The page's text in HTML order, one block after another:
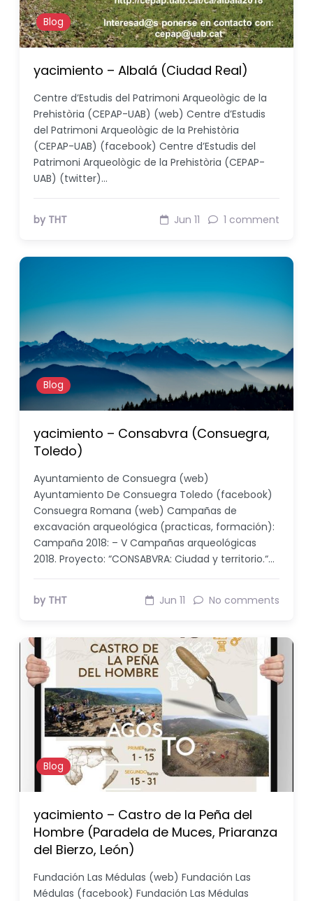
Blog
yacimiento – Albalá (Ciudad Real)
Centre d’Estudis del Patrimoni Arqueològic de la
Prehistòria (CEPAP-UAB) (web) Centre d’Estudis
del Patrimoni Arqueològic de la Prehistòria
(CEPAP-UAB) (facebook) Centre d’Estudis del
Patrimoni Arqueològic de la Prehistòria (CEPAP-
UAB) (twitter)…
by THT Jun 11 1 comment
Blog
yacimiento – Consabvra (Consuegra,
Toledo)
Ayuntamiento de Consuegra (web)
Ayuntamiento De Consuegra Toledo (facebook)
Consuegra Romana (web) Campañas de
excavación arqueológica (practicas, formación):
Campaña 2018: – V Campañas arqueológicas
2018. Proyecto: “CONSABVRA: Ciudad y territorio.“…
by THT Jun 11 No comments
Blog
yacimiento – Castro de la Peña del
Hombre (Paradela de Muces, Priaranza
del Bierzo, León)
Fundación Las Médulas (web) Fundación Las
Médulas (facebook) Fundación Las Médulas